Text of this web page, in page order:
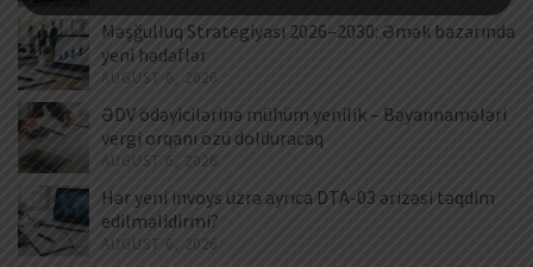
Məşğulluq Strategiyası 2026–2030: Əmək bazarında
yeni hədəflər
AUGUST 6, 2026
ƏDV ödəyicilərinə mühüm yenilik – Bəyannamələri
vergi orqanı özü dolduracaq
AUGUST 6, 2026
Hər yeni invoys üzrə ayrıca DTA-03 ərizəsi təqdim
edilməlidirmi?
AUGUST 6, 2026